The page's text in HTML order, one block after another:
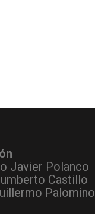
Javier Polanco
Castillo
Palomino